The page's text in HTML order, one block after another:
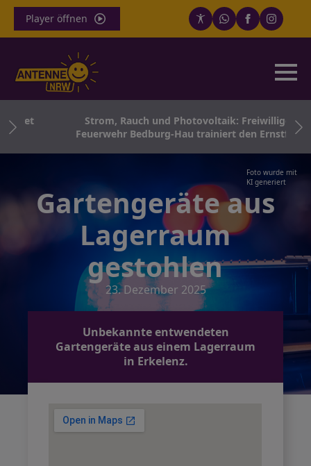
Player öffnen
Strom, Rauch und Photovoltaik: Freiwillige
Feuerwehr Bedburg-Hau trainiert den Ernstfall
Foto wurde mit
KI generiert
Gartengeräte aus
Lagerraum
gestohlen
23. Dezember 2025
Unbekannte entwendeten
Gartengeräte aus einem Lagerraum
in Erkelenz.